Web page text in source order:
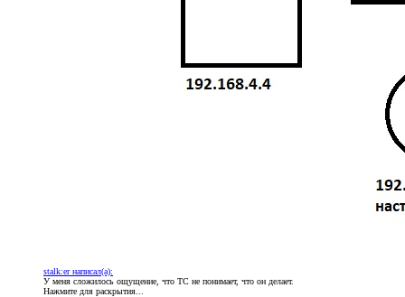
stalk:er написал(а):
У меня сложилось ощущение, что ТС не понимает, что он делает.
Нажмите для раскрытия...